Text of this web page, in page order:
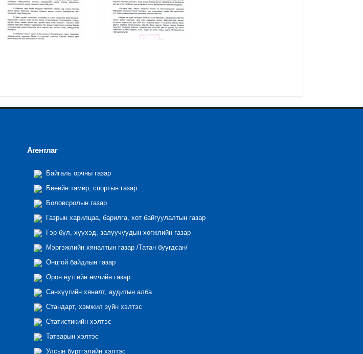
Агентлаг
Байгаль орчны газар
Биеийн тамир, спортын газар
Боловсролын газар
Газрын харилцаа, барилга, хот байгуулалтын газар
Гэр бүл, хүүхэд, залуучуудын хөгжлийн газар
Мэргэжлийн хяналтын газар /Татан буугдсан/
Онцгой байдлын газар
Орон нутгийн өмчийн газар
Санхүүгийн хяналт, аудитын алба
Стандарт, хэмжил зүйн хэлтэс
Статистикийн хэлтэс
Татварын хэлтэс
Улсын бүртгэлийн хэлтэс